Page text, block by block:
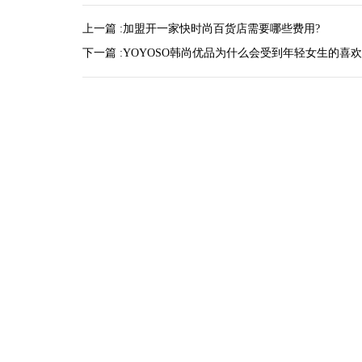
上一篇 :加盟开一家快时尚百货店需要哪些费用?
下一篇 :YOYOSO韩尚优品为什么会受到年轻女生的喜欢